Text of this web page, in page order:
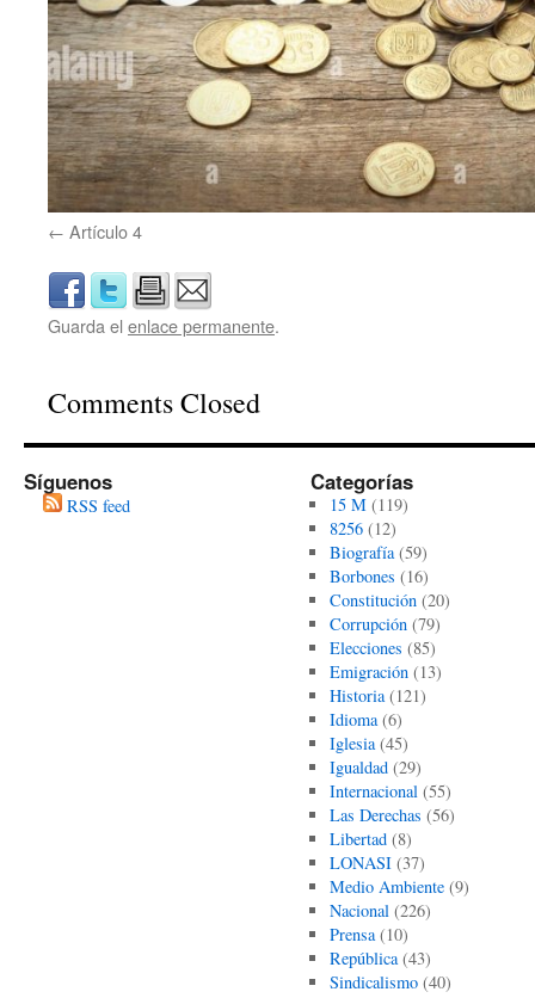
Artículo 4
Guarda el enlace permanente.
Comments Closed
Síguenos
RSS feed
Categorías
15 M(119)
8256(12)
Biografía(59)
Borbones (16)
Constitución(20)
Corrupción(79)
Elecciones (85)
Emigración(13)
Historia(121)
Idioma(6)
Iglesia(45)
Igualdad(29)
Internacional(55)
Las Derechas (56)
Libertad(8)
LONASI(37)
Medio Ambiente(9)
Nacional(226)
Prensa(10)
República(43)
Sindicalismo(40)